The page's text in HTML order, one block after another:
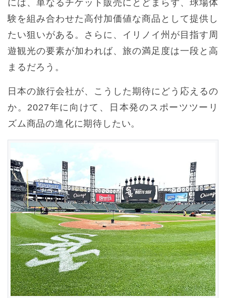
には、単なるチケット販売にとどまらず、球場体
験を組み合わせた高付加価値な商品として提供し
たい狙いがある。さらに、イリノイ州が目指す周
遊観光の要素が加われば、旅の満足度は一段と高
まるだろう。
日本の旅行会社が、こうした期待にどう応えるの
か。2027年に向けて、日本発のスポーツツーリ
ズム商品の進化に期待したい。